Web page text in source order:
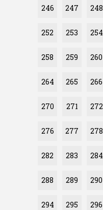
246 247 248
252 253 254
258 259 260
264 265 266
270 271 272
276 277 278
282 283 284
288 289 290
294 295 296